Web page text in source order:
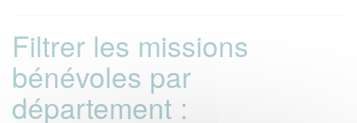
Filtrer les missions
bénévoles par
département :